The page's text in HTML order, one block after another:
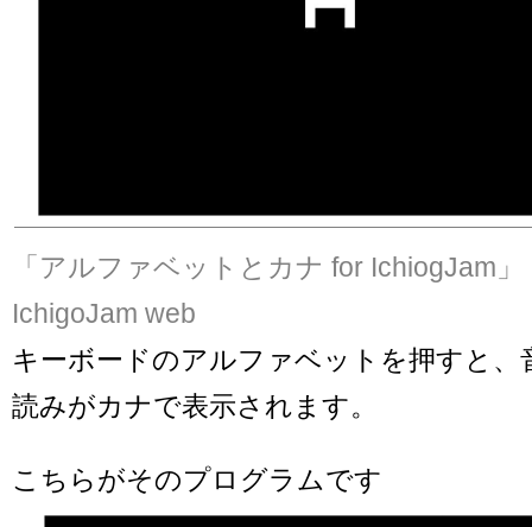
「アルファベットとカナ for IchiogJam
IchigoJam web
キーボードのアルファベットを押すと、
読みがカナで表示されます。
こちらがそのプログラムです